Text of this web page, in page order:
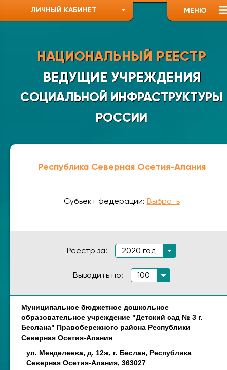
МЕНЮ
ЛИЧНЫЙ КАБИНЕТ
НАЦИОНАЛЬНЫЙ РЕЕСТР
ВЕДУЩИЕ УЧРЕЖДЕНИЯ
СОЦИАЛЬНОЙ ИНФРАСТРУКТУРЫ
РОССИИ
Республика Северная Осетия-Алания
Субъект федерации: Выбрать
Реестр за: 2020 год
Выводить по: 100
Наименование Адрес
Муниципальное бюджетное дошкольное
образовательное учреждение "Детский сад № 3 г.
Беслана" Правобережного района Республики
Северная Осетия-Алания
ул. Менделеева, д. 12ж, г. Беслан, Республика
Северная Осетия-Алания, 363027